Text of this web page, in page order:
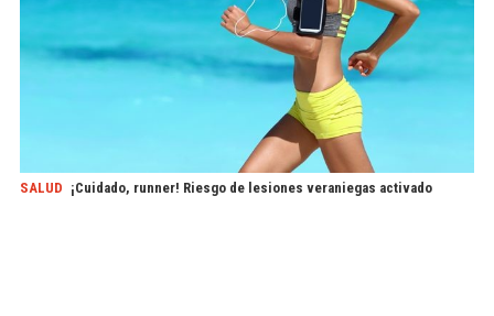
SALUD ¡Cuidado, runner! Riesgo de lesiones veraniegas activado